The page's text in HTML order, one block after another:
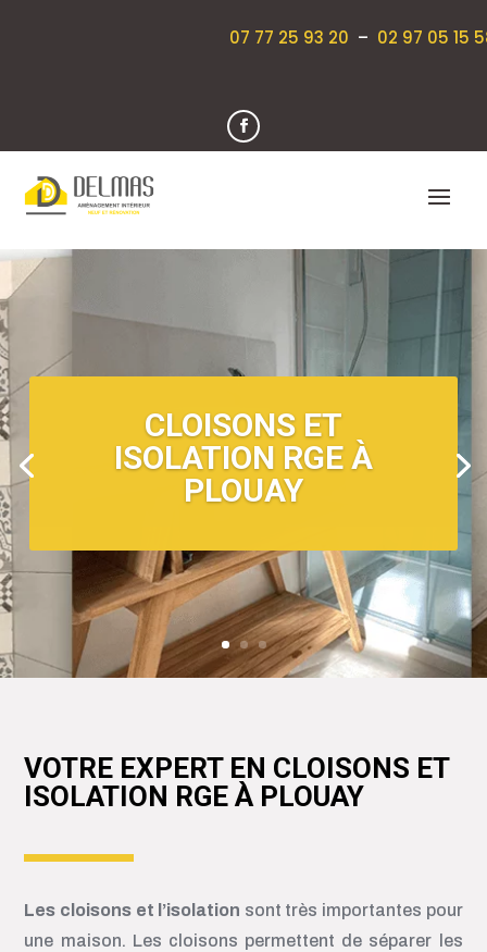
07 77 25 93 20 – 02 97 05 15
CLOISONS ET
ISOLATION RGE À
PLOUAY
VOTRE EXPERT EN CLOISONS ET
ISOLATION RGE À PLOUAY
Les cloisons et l’isolation sont très importantes pour
une maison. Les cloisons permettent de séparer les